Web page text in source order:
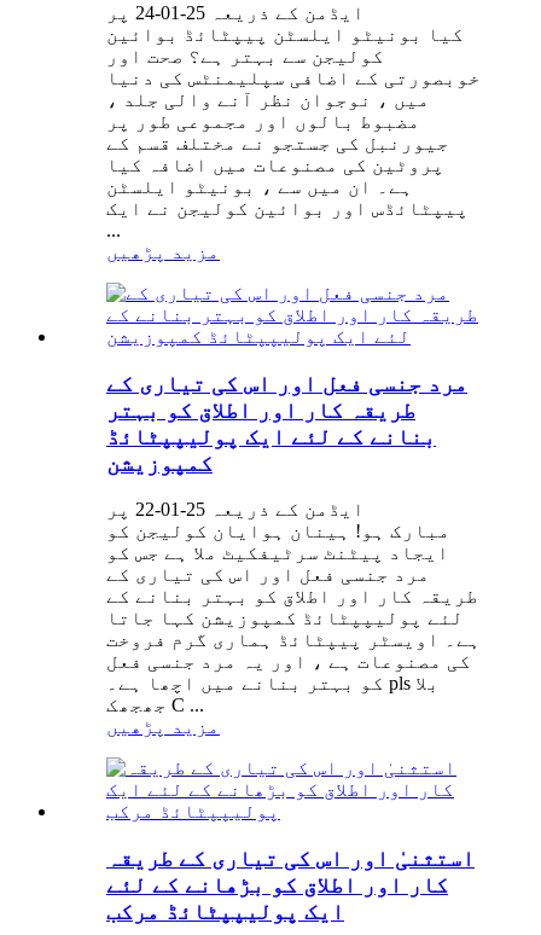
ایڈمن کے ذریعہ 25-01-24 پر
کیا بونیٹو ایلسٹن پیپٹائڈ بوائین
کولیجن سے بہتر ہے؟ صحت اور
خوبصورتی کے اضافی سپلیمنٹس کی دنیا
میں ، نوجوان نظر آنے والی جلد ،
مضبوط بالوں اور مجموعی طور پر
جیورنبل کی جستجو نے مختلف قسم کے
پروٹین کی مصنوعات میں اضافہ کیا
ہے۔ ان میں سے ، بونیٹو ایلسٹن
پیپٹائڈس اور بوائین کولیجن نے ایک
...
مزید پڑھیں
مرد جنسی فعل اور اس کی تیاری کے
طریقہ کار اور اطلاق کو بہتر
بنانے کے لئے ایک پولیپپٹائڈ
کمپوزیشن
ایڈمن کے ذریعہ 25-01-22 پر
مبارک ہو! ہینان ہوایان کولیجن کو
ایجاد پیٹنٹ سرٹیفکیٹ ملا ہے جس کو
مرد جنسی فعل اور اس کی تیاری کے
طریقہ کار اور اطلاق کو بہتر بنانے کے
لئے پولیپپٹائڈ کمپوزیشن کہا جاتا
ہے۔ اویسٹر پیپٹائڈ ہماری گرم فروخت
کی مصنوعات ہے ، اور یہ مرد جنسی فعل
کو بہتر بنانے میں اچھا ہے۔ pls بلا
جھجھک C ...
مزید پڑھیں
استثنیٰ اور اس کی تیاری کے طریقہ
کار اور اطلاق کو بڑھانے کے لئے
ایک پولیپپٹائڈ مرکب